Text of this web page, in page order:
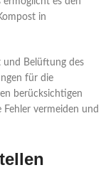
in
und Belüftung des
für die
berücksichtigen
vermeiden und